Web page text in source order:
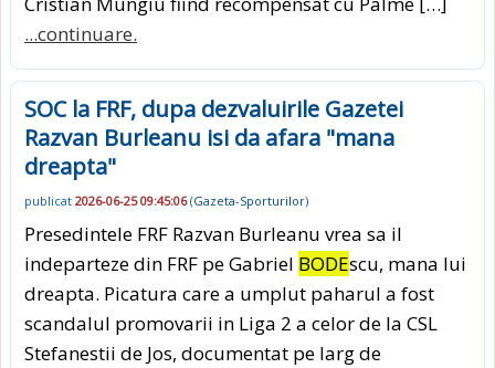
...continuare.
SOC la FRF, dupa dezvaluirile Gazetei
Razvan Burleanu isi da afara "mana
dreapta"
publicat 2026-06-25 09:45:06(Gazeta-Sporturilor)
Presedintele FRF Razvan Burleanu vrea sa il
indeparteze din FRF pe Gabriel BODEscu, mana lui
dreapta. Picatura care a umplut paharul a fost
scandalul promovarii in Liga 2 a celor de la CSL
Stefanestii de Jos, documentat pe larg de